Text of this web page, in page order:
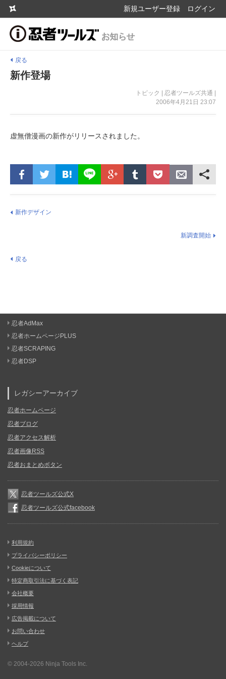
新規ユーザー登録 ログイン
戻る
新作登場
トピック | 忍者ツールズ共通 |
2006年4月21日 23:07
虚無僧漫画の新作がリリースされました。
新作デザイン
新調査開始
戻る
忍者AdMax
忍者ホームページPLUS
忍者SCRAPING
忍者DSP
レガシーアーカイブ
忍者ホームページ
忍者ブログ
忍者アクセス解析
忍者画像RSS
忍者おまとめボタン
忍者ツールズ公式X
忍者ツールズ公式facebook
利用規約
プライバシーポリシー
Cookieについて
特定商取引法に基づく表記
会社概要
採用情報
広告掲載について
お問い合わせ
ヘルプ
© 2004-2026 Ninja Tools Inc.